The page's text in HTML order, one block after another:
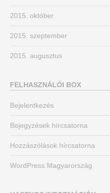
2015. október
2015. szeptember
2015. augusztus
FELHASZNÁLÓI BOX
Bejelentkezés
Bejegyzések hírcsatorna
Hozzászólások hírcsatorna
WordPress Magyarország